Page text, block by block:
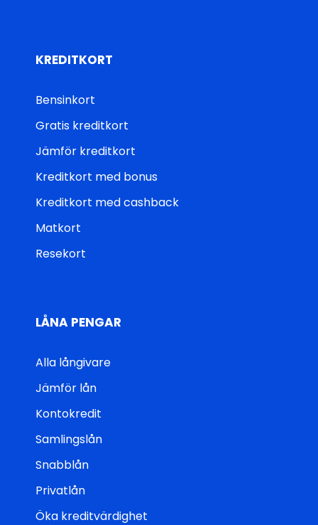
KREDITKORT
Bensinkort
Gratis kreditkort
Jämför kreditkort
Kreditkort med bonus
Kreditkort med cashback
Matkort
Resekort
LÅNA PENGAR
Alla långivare
Jämför lån
Kontokredit
Samlingslån
Snabblån
Privatlån
Öka kreditvärdighet